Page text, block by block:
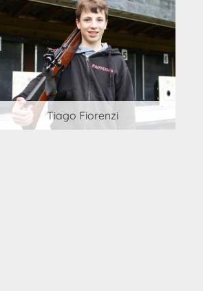
Tiago Fiorenzi